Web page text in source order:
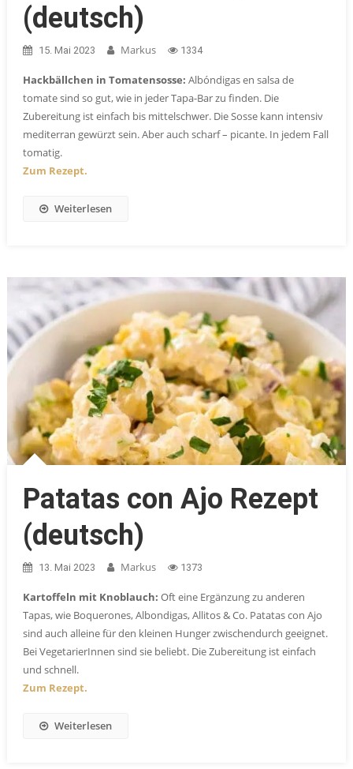
(deutsch)
15. Mai 2023 Markus 1334
Hackbällchen in Tomatensosse:Albóndigas en salsa de
tomate sind so gut, wie in jeder Tapa-Bar zu finden. Die
Zubereitung ist einfach bis mittelschwer. Die Sosse kann intensiv
mediterran gewürzt sein. Aber auch scharf – picante. In jedem Fall
tomatig.
Zum Rezept.
Weiterlesen
Patatas con Ajo Rezept
(deutsch)
13. Mai 2023 Markus 1373
Kartoffeln mit Knoblauch:Oft eine Ergänzung zu anderen
Tapas, wie Boquerones, Albondigas, Allitos & Co. Patatas con Ajo
sind auch alleine für den kleinen Hunger zwischendurch geeignet.
Bei VegetarierInnen sind sie beliebt. Die Zubereitung ist einfach
und schnell.
Zum Rezept.
Weiterlesen